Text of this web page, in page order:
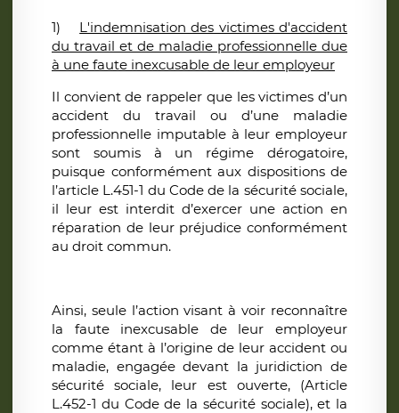
1) L'indemnisation des victimes d'accident
du travail et de maladie professionnelle due
à une faute inexcusable de leur employeur
Il convient de rappeler que les victimes d’un
accident du travail ou d’une maladie
professionnelle imputable à leur employeur
sont soumis à un régime dérogatoire,
puisque conformément aux dispositions de
l’article L.451-1 du Code de la sécurité sociale,
il leur est interdit d’exercer une action en
réparation de leur préjudice conformément
au droit commun.
Ainsi, seule l’action visant à voir reconnaître
la faute inexcusable de leur employeur
comme étant à l’origine de leur accident ou
maladie, engagée devant la juridiction de
sécurité sociale, leur est ouverte, (Article
L.452-1 du Code de la sécurité sociale), et la